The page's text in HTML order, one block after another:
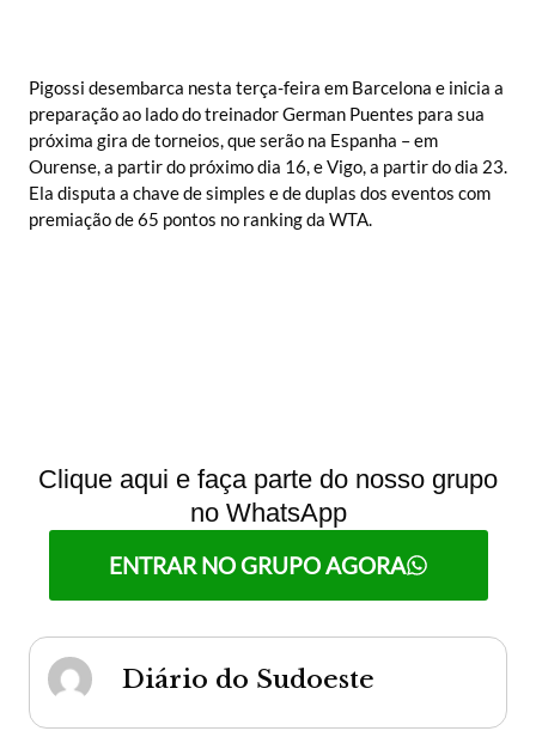
Pigossi desembarca nesta terça-feira em Barcelona e inicia a
preparação ao lado do treinador German Puentes para sua
próxima gira de torneios, que serão na Espanha – em
Ourense, a partir do próximo dia 16, e Vigo, a partir do dia 23.
Ela disputa a chave de simples e de duplas dos eventos com
premiação de 65 pontos no ranking da WTA.
Clique aqui e faça parte do nosso grupo
no WhatsApp
ENTRAR NO GRUPO AGORA
Diário do Sudoeste